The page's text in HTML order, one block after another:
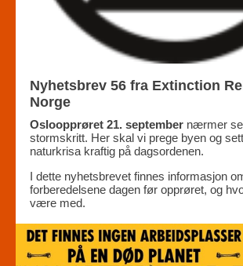
Nyhetsbrev 56 fra Extinction
Norge
Osloopprøret 21. september nærmer
stormskritt. Her skal vi prege byen og
naturkrisa kraftig på dagsordenen.
I dette nyhetsbrevet finnes informasjon
forberedelsene dagen før opprøret, og
være med.